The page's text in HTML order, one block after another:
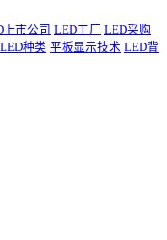
上市公司 LED工厂 LED采购
LED种类 平板显示技术 LED背